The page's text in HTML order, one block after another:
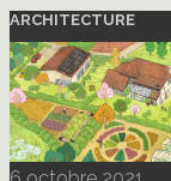
ARCHITECTURE